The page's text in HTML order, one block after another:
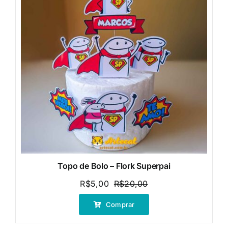
Topo de Bolo – Flork Superpai
R$20,00O
preço
era:
R$5,00
O
preço
é:
Comprar